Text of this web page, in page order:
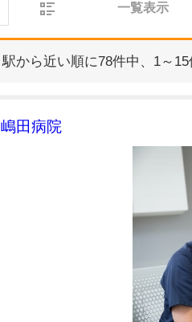
一覧表示
駅から近い順に78件中、 1～15
嶋田病院